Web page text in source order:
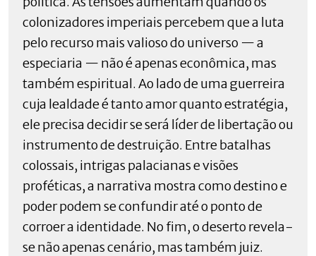
colonizadores imperiais percebem que a luta
pelo recurso mais valioso do universo — a
especiaria — não é apenas econômica, mas
também espiritual. Ao lado de uma guerreira
cuja lealdade é tanto amor quanto estratégia,
ele precisa decidir se será líder de libertação ou
instrumento de destruição. Entre batalhas
colossais, intrigas palacianas e visões
proféticas, a narrativa mostra como destino e
poder podem se confundir até o ponto de
corroer a identidade. No fim, o deserto revela-
se não apenas cenário, mas também juiz.